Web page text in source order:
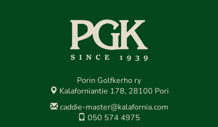
Porin Golfkerho ry
Kalaforniantie 178, 28100 Pori
caddie-master@kalafornia.com
050 574 4975